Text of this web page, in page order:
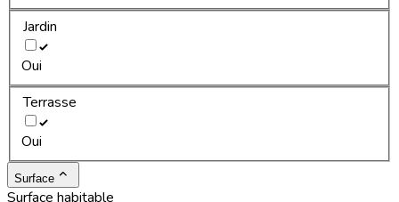
Jardin
Oui
Terrasse
Oui
Surface
Surface habitable